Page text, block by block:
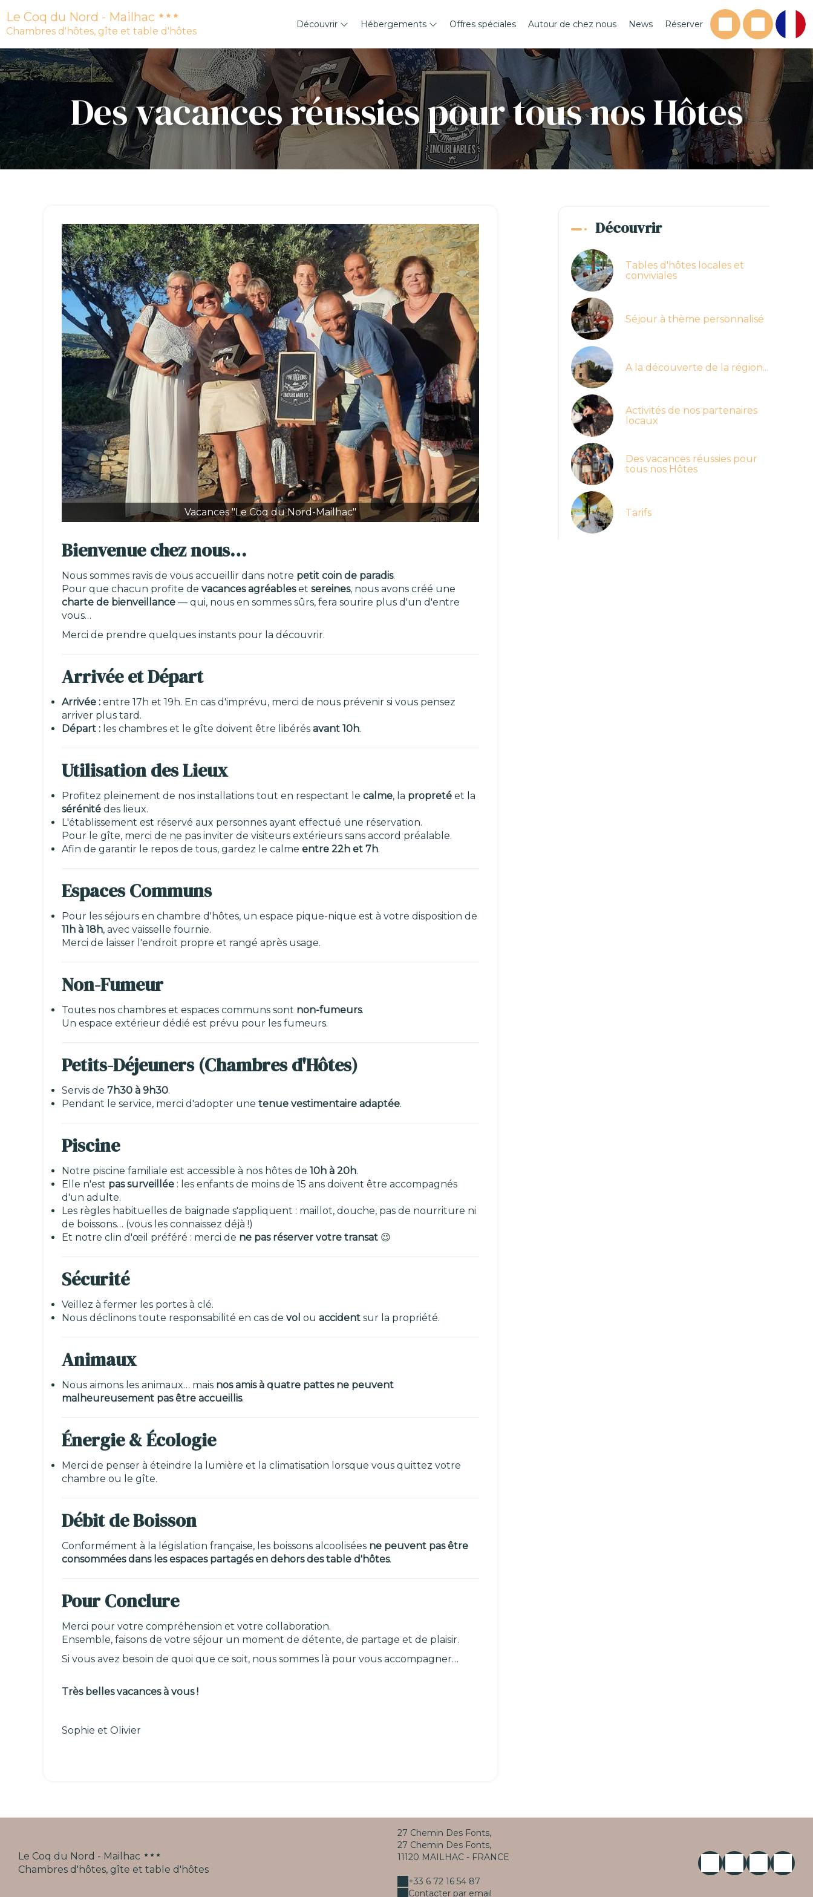
Le Coq du Nord - Mailhac
Chambres d'hôtes, gîte et table d'hôtes
Découvrir Hébergements Offres spéciales Autour de chez nous News Réserver
Des vacances réussies pour tous nos Hôtes
Vacances "Le Coq du Nord-Mailhac"
Bienvenue chez nous…
Nous sommes ravis de vous accueillir dans notre petit coin de paradis.
Pour que chacun profite de vacances agréableset sereines, nous avons créé une
charte de bienveillance — qui, nous en sommes sûrs, fera sourire plus d'un d'entre
vous…
Merci de prendre quelques instants pour la découvrir.
Arrivée et Départ
Arrivée : entre 17h et 19h. En cas d'imprévu, merci de nous prévenir si vous pensez
arriver plus tard.
Départ : les chambres et le gîte doivent être libérés avant 10h.
Utilisation des Lieux
Profitez pleinement de nos installations tout en respectant le calme, la propreté et la
sérénité des lieux.
L'établissement est réservé aux personnes ayant effectué une réservation.
Pour le gîte, merci de ne pas inviter de visiteurs extérieurs sans accord préalable.
Afin de garantir le repos de tous, gardez le calme entre 22h et 7h.
Espaces Communs
Pour les séjours en chambre d'hôtes, un espace pique-nique est à votre disposition de
11h à 18h, avec vaisselle fournie.
Merci de laisser l'endroit propre et rangé après usage.
Non-Fumeur
Toutes nos chambres et espaces communs sont non-fumeurs.
Un espace extérieur dédié est prévu pour les fumeurs.
Petits-Déjeuners (Chambres d'Hôtes)
Servis de 7h30 à 9h30.
Pendant le service, merci d'adopter une tenue vestimentaire adaptée.
Piscine
Notre piscine familiale est accessible à nos hôtes de 10h à 20h.
Elle n'est pas surveillée : les enfants de moins de 15 ans doivent être accompagnés
d'un adulte.
Les règles habituelles de baignade s'appliquent : maillot, douche, pas de nourriture ni
de boissons… (vous les connaissez déjà !)
Et notre clin d'œil préféré : merci de ne pas réserver votre transat 😉
Sécurité
Veillez à fermer les portes à clé.
Nous déclinons toute responsabilité en cas de vol ou accident sur la propriété.
Animaux
Nous aimons les animaux… mais nos amis à quatre pattes ne peuvent
malheureusement pas être accueillis.
Énergie & Écologie
Merci de penser à éteindre la lumière et la climatisation lorsque vous quittez votre
chambre ou le gîte.
Débit de Boisson
Conformément à la législation française, les boissons alcoolisées ne peuvent pas être
consommées dans les espaces partagés en dehors des table d'hôtes.
Pour Conclure
Merci pour votre compréhension et votre collaboration.
Ensemble, faisons de votre séjour un moment de détente, de partage et de plaisir.
Si vous avez besoin de quoi que ce soit, nous sommes là pour vous accompagner…
Très belles vacances à vous !
Sophie et Olivier
Découvrir
Tables d'hôtes locales et
conviviales
Séjour à thème personnalisé
A la découverte de la région...
Activités de nos partenaires
locaux
Des vacances réussies pour
tous nos Hôtes
Tarifs
Le Coq du Nord - Mailhac
Chambres d'hôtes, gîte et table d'hôtes
27 Chemin Des Fonts,
27 Chemin Des Fonts,
11120 MAILHAC - FRANCE
+33 6 72 16 54 87
Contacter par email